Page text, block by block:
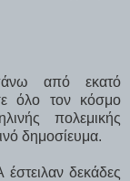
από εκατό
όλο τον κόσμο
πολεμικής
δημοσίευμα.
δεκάδες